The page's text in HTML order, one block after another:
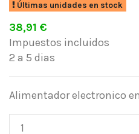
Últimas unidades en stock
38,91 €
Impuestos incluidos
2 a 5 dias
Alimentador electronico